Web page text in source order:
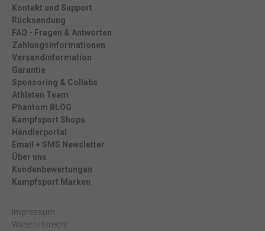
Kontakt und Support
Rücksendung
FAQ - Fragen & Antworten
Zahlungsinformationen
Versandinformation
Garantie
Sponsoring & Collabs
Athleten Team
Phantom BLOG
Kampfsport Shops
Händlerportal
Email + SMS Newsletter
Über uns
Kundenbewertungen
Kampfsport Marken
Impressum
Widerrufsrecht